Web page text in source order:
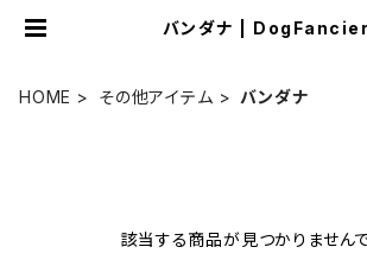
バンダナ | DogFancier
HOME その他アイテム バンダナ
該当する商品が見つかりませんで